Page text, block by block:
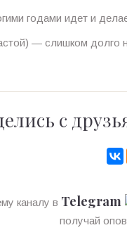
годами идет и
— слишком долго
с
каналу в Telegram
получай